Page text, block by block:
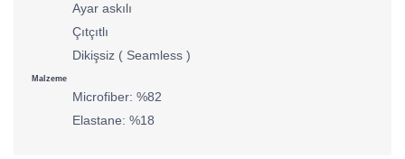
Ayar askılı
Çıtçıtlı
Dikişsiz ( Seamless )
Malzeme
Microfiber: %82
Elastane: %18